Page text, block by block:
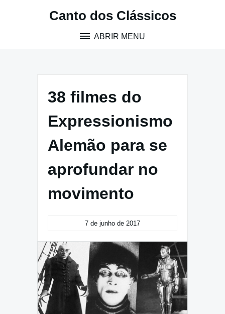
Canto dos Clássicos
ABRIR MENU
38 filmes do
Expressionismo
Alemão para se
aprofundar no
movimento
7 de junho de 2017